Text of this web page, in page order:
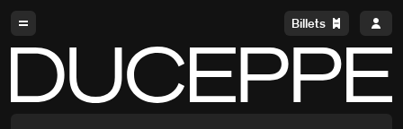
Billets